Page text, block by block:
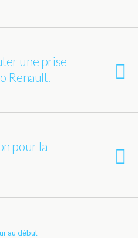
une prise
Renault.
pour la
au début